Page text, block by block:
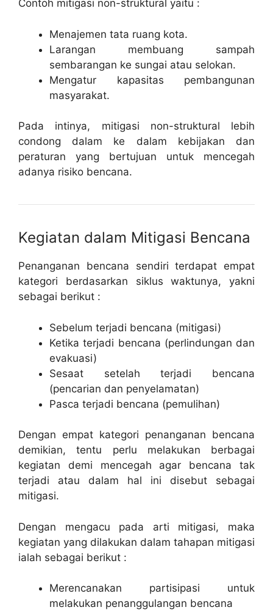
Contoh mitigasi non-struktural yaitu :
Menajemen tata ruang kota.
Larangan membuang sampah
sembarangan ke sungai atau selokan.
Mengatur kapasitas pembangunan
masyarakat.
Pada intinya, mitigasi non-struktural lebih
condong dalam ke dalam kebijakan dan
peraturan yang bertujuan untuk mencegah
adanya risiko bencana.
Kegiatan dalam Mitigasi Bencana
Penanganan bencana sendiri terdapat empat
kategori berdasarkan siklus waktunya, yakni
sebagai berikut :
Sebelum terjadi bencana (mitigasi)
Ketika terjadi bencana (perlindungan dan
evakuasi)
Sesaat setelah terjadi bencana
(pencarian dan penyelamatan)
Pasca terjadi bencana (pemulihan)
Dengan empat kategori penanganan bencana
demikian, tentu perlu melakukan berbagai
kegiatan demi mencegah agar bencana tak
terjadi atau dalam hal ini disebut sebagai
mitigasi.
Dengan mengacu pada arti mitigasi, maka
kegiatan yang dilakukan dalam tahapan mitigasi
ialah sebagai berikut :
Merencanakan partisipasi untuk
melakukan penanggulangan bencana